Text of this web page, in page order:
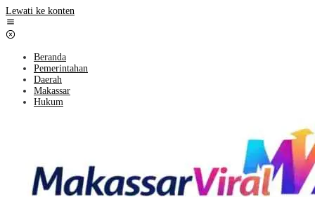
Lewati ke konten
Beranda
Pemerintahan
Daerah
Makassar
Hukum